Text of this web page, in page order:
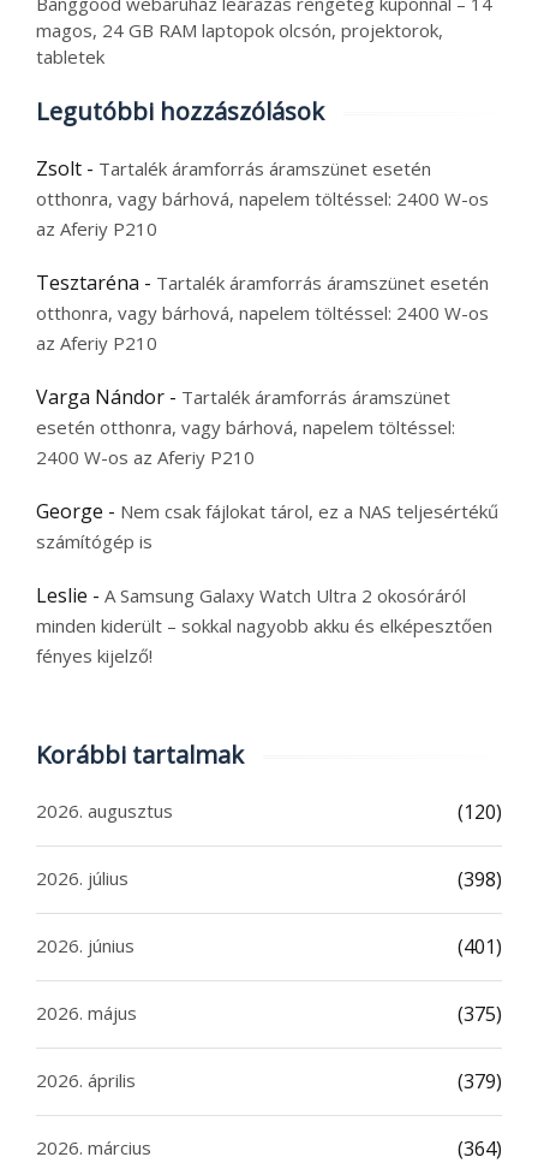
magos, 24 GB RAM laptopok olcsón, projektorok,
tabletek
Legutóbbi hozzászólások
Zsolt - Tartalék áramforrás áramszünet esetén
otthonra, vagy bárhová, napelem töltéssel: 2400 W-os
az Aferiy P210
Tesztaréna - Tartalék áramforrás áramszünet esetén
otthonra, vagy bárhová, napelem töltéssel: 2400 W-os
az Aferiy P210
Varga Nándor - Tartalék áramforrás áramszünet
esetén otthonra, vagy bárhová, napelem töltéssel:
2400 W-os az Aferiy P210
George - Nem csak fájlokat tárol, ez a NAS teljesértékű
számítógép is
Leslie - A Samsung Galaxy Watch Ultra 2 okosóráról
minden kiderült – sokkal nagyobb akku és elképesztően
fényes kijelző!
Korábbi tartalmak
2026. augusztus (120)
2026. július (398)
2026. június (401)
2026. május (375)
2026. április (379)
2026. március (364)